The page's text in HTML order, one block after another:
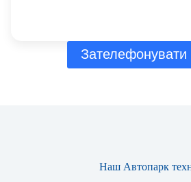
Зателефонувати
Наш Автопарк